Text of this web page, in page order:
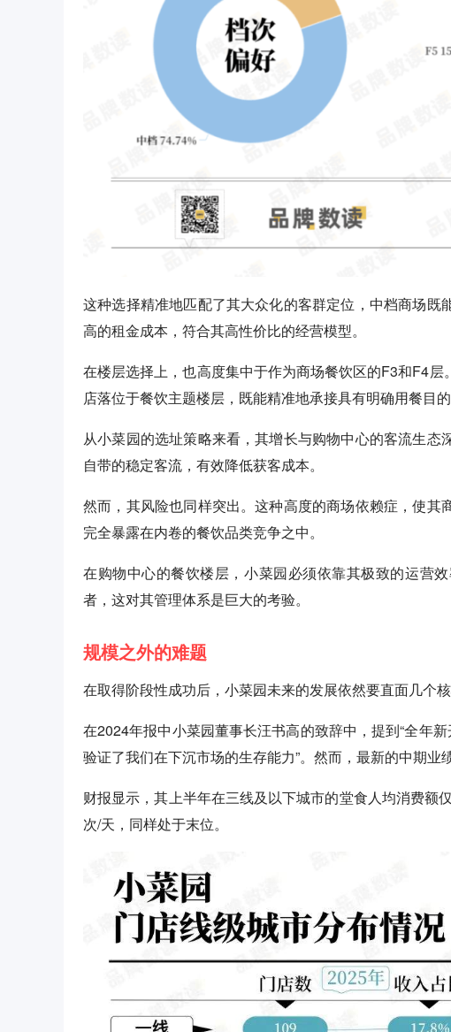
这种选择精准地匹配了其大众化的客群定位，中档商场
高的租金成本，符合其高性价比的经营模型。
在楼层选择上，也高度集中于作为商场餐饮区的F3和F4
店落位于餐饮主题楼层，既能精准地承接具有明确用餐目
从小菜园的选址策略来看，其增长与购物中心的客流生
自带的稳定客流，有效降低获客成本。
然而，其风险也同样突出。这种高度的商场依赖症，使
完全暴露在内卷的餐饮品类竞争之中。
在购物中心的餐饮楼层，小菜园必须依靠其极致的运营
者，这对其管理体系是巨大的考验。
规模之外的难题
在取得阶段性成功后，小菜园未来的发展依然要直面几个核
在2024年报中小菜园董事长汪书高的致辞中，提到“全年
验证了我们在下沉市场的生存能力”。然而，最新的中期业
财报显示，其上半年在三线及以下城市的堂食人均消费额
次/天，同样处于末位。